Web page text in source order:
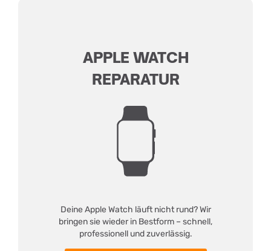
APPLE WATCH
REPARATUR
Deine Apple Watch läuft nicht rund? Wir
bringen sie wieder in Bestform – schnell,
professionell und zuverlässig.